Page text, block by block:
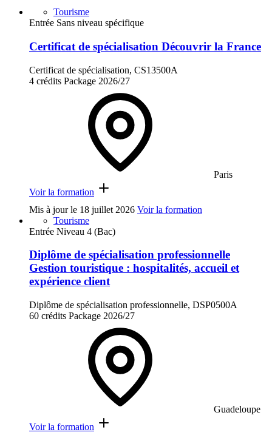
Tourisme
Entrée Sans niveau spécifique
Certificat de spécialisation Découvrir la France
Certificat de spécialisation, CS13500A
4 crédits Package 2026/27
Paris
Voir la formation
Mis à jour le 18 juillet 2026 Voir la formation
Tourisme
Entrée Niveau 4 (Bac)
Diplôme de spécialisation professionnelle
Gestion touristique : hospitalités, accueil et
expérience client
Diplôme de spécialisation professionnelle, DSP0500A
60 crédits Package 2026/27
Guadeloupe
Voir la formation